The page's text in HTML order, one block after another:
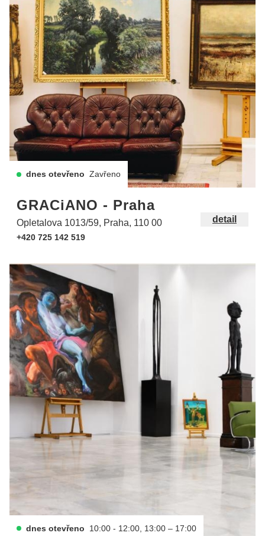
dnes otevřeno Zavřeno
GRACiANO - Praha
Opletalova 1013/59, Praha, 110 00
+420 725 142 519
detail
dnes otevřeno 10:00 - 12:00, 13:00 – 17:00